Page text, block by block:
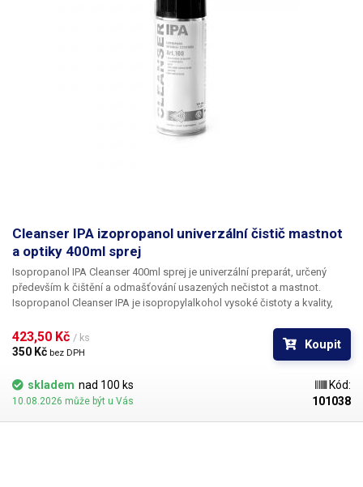
Cleanser IPA izopropanol univerzální čistič mastnot
a optiky 400ml sprej
Isopropanol IPA Cleanser 400ml sprej je univerzální preparát, určený
především k čištění a odmašťování usazených nečistot a mastnot.
Isopropanol Cleanser IPA je isopropylalkohol vysoké čistoty a kvality,
či lesklých kovových površích. Je tedy vhodný například k čištění
optických přístrojů, optických disků CD a DVD, magnetických hlav - VHS
a disketových mechanik, pohonů disků, čištění desek plošných spojů
DPS (PCB) - čištění základních desek vytopených telefonů nebo
odstraňování kalafuny a flux pasty, čištění zrcadel a odstraňování
nánosů mazacích prostředků na ropné bázi.
423,50 Kč / ks
350 Kč bez DPH
Koupit
skladem nad 100 ks
10.08.2026 může být u Vás
Kód:
101038